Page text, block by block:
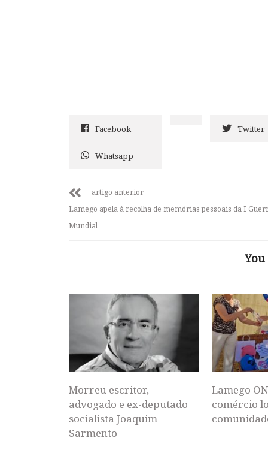
Facebook Twitter
Whatsapp
artigo anterior
Lamego apela à recolha de memórias pessoais da I
Mundial
Morreu escritor,
advogado e ex-deputado
socialista Joaquim
Sarmento
Lamego
comércio